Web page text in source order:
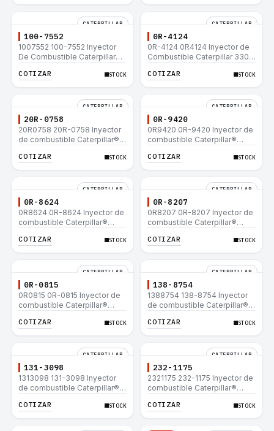
CATERPILLAR
100-7552
1007552 100-7552 Inyector
De Combustible Caterpillar®
12H 140G 950B
COTIZAR STOCK
CATERPILLAR
0R-4124
0R-4124 0R4124 Inyector de
Combustible Caterpillar 3306
160H D6R D6H D6R
COTIZAR STOCK
CATERPILLAR
20R-0758
20R0758 20R-0758 Inyector
de combustible Caterpillar®
657E 631E 988F II
COTIZAR STOCK
CATERPILLAR
0R-9420
0R9420 0R-9420 Inyector de
combustible Caterpillar®
657E 631E 988F II
COTIZAR STOCK
CATERPILLAR
0R-8624
0R8624 0R-8624 Inyector de
combustible Caterpillar®
657E 631E 988F II
COTIZAR STOCK
CATERPILLAR
0R-8207
0R8207 0R-8207 Inyector de
combustible Caterpillar®
657E 631E 988F II
COTIZAR STOCK
CATERPILLAR
0R-0815
0R0815 0R-0815 Inyector de
combustible Caterpillar®
657E 631E 988F II
COTIZAR STOCK
CATERPILLAR
138-8754
1388754 138-8754 Inyector
de combustible Caterpillar®
657E 631E 988F II
COTIZAR STOCK
CATERPILLAR
131-3098
1313098 131-3098 Inyector
de combustible Caterpillar®
657E 631E 988F II
COTIZAR STOCK
CATERPILLAR
232-1175
2321175 232-1175 Inyector de
combustible Caterpillar®
657E 631E 988F II
COTIZAR STOCK